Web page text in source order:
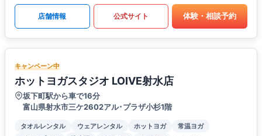
店舗情報 公式サイト 体験・相談予約
キャンペーン中
ホットヨガスタジオ LOIVE射水店
坂下町駅から車で16分
富山県射水市三ケ2602アル･プラザ小杉1階
タオルレンタル ウェアレンタル ホットヨガ
常温ヨガ